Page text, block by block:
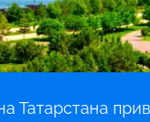
Татарстана